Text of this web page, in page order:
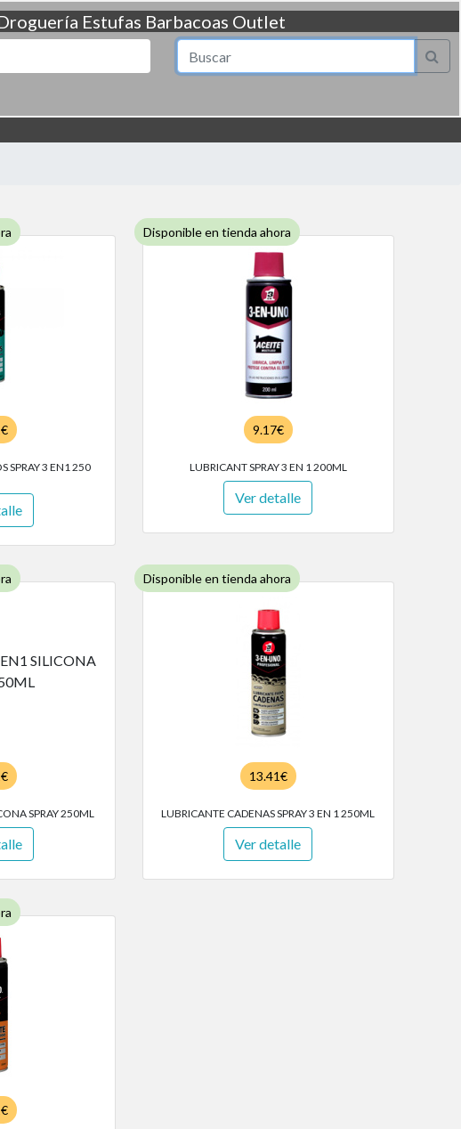
Estufas Barbacoas Outlet
SPRAY 3 EN1 250
Disponible en tienda ahora
9.17€
LUBRICANT SPRAY 3 EN 1 200ML
Ver detalle
SPRAY 250ML
Disponible en tienda ahora
13.41€
LUBRICANTE CADENAS SPRAY 3 EN 1 250ML
Ver detalle